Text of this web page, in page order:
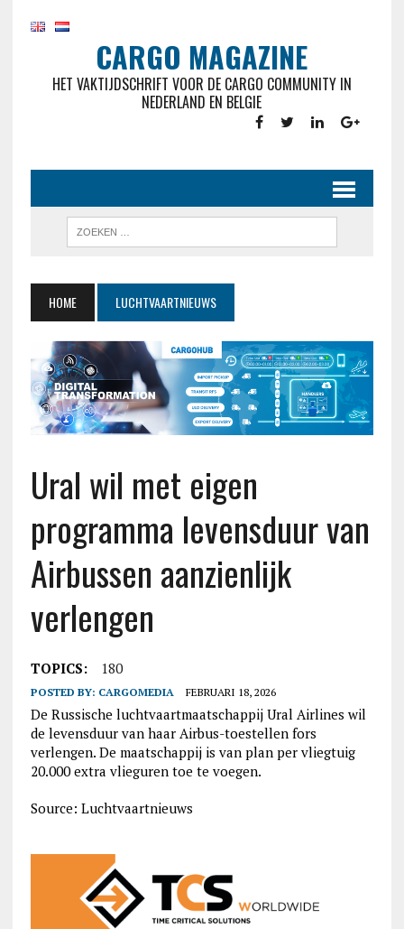
CARGO MAGAZINE
HET VAKTIJDSCHRIFT VOOR DE CARGO COMMUNITY IN
NEDERLAND EN BELGIE
HOME LUCHTVAARTNIEUWS
Ural wil met eigen
programma levensduur van
Airbussen aanzienlijk
verlengen
TOPICS: 180
POSTED BY: CARGOMEDIA FEBRUARI 18, 2026
De Russische luchtvaartmaatschappij Ural Airlines wil
de levensduur van haar Airbus-toestellen fors
verlengen. De maatschappij is van plan per vliegtuig
20.000 extra vlieguren toe te voegen.
Source: Luchtvaartnieuws